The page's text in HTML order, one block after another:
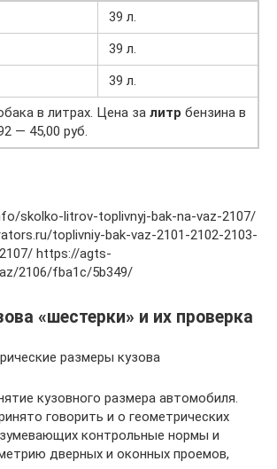
39 л.
39 л.
39 л.
в литрах. Цена за литр бензина в
— 45,00 руб.
skolko-litrov-toplivnyj-bak-na-vaz-2107/
toplivniy-bak-vaz-2101-2102-2103-
https://agts-
2106/fba1c/5b349/
«шестерки» и их проверка
размеры кузова
кузовного размера автомобиля.
говорить и о геометрических
контрольные нормы и
дверных и оконных проемов,